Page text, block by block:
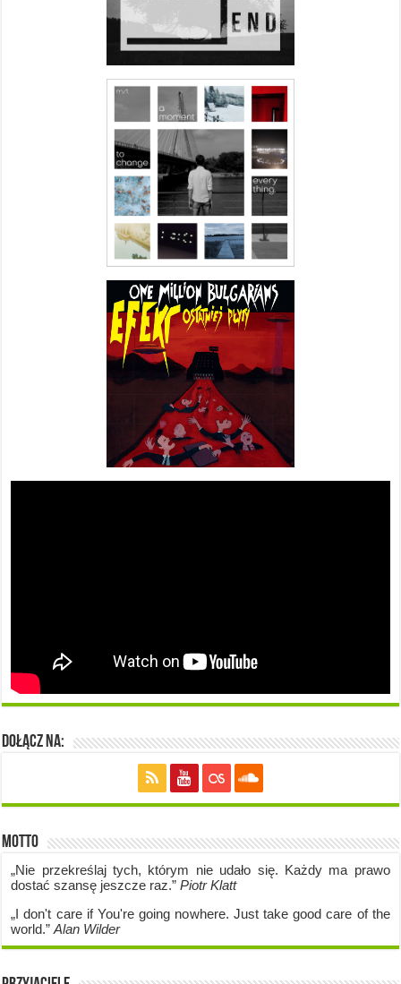
Dołącz na:
Motto
„Nie przekreślaj tych, którym nie udało się. Każdy ma prawo
dostać szansę jeszcze raz.”Piotr Klatt
„I don't care if You're going nowhere. Just take good care of the
world.”Alan Wilder